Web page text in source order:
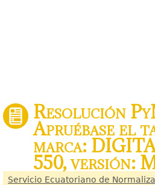
Resolución
Apruébase el
marca:
550, versión:
Servicio Ecuatoriano de